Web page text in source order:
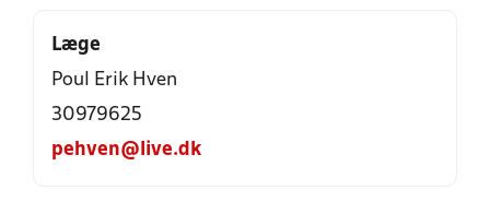
Læge
Poul Erik Hven
30979625
pehven@live.dk